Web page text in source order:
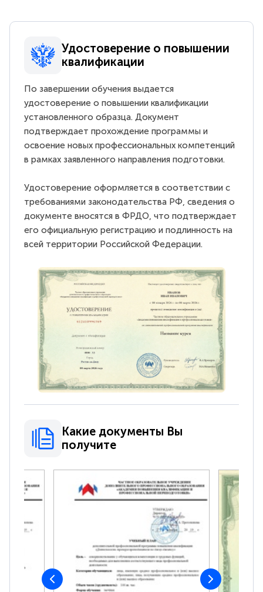
Удостоверение о повышении
квалификации
По завершении обучения выдается
удостоверение о повышении квалификации
установленного образца. Документ
подтверждает прохождение программы и
освоение новых профессиональных компетенций
в рамках заявленного направления подготовки.
Удостоверение оформляется в соответствии с
требованиями законодательства РФ, сведения о
документе вносятся в ФРДО, что подтверждает
его официальную регистрацию и подлинность на
всей территории Российской Федерации.
Какие документы Вы
получите